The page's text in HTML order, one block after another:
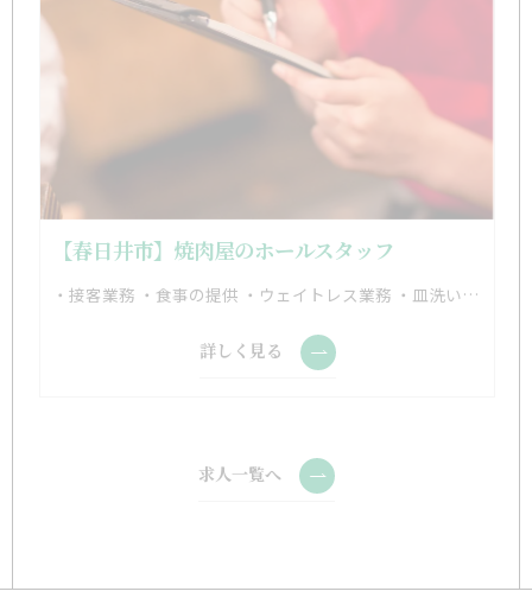
【春日井市】焼肉屋のホールスタッフ
・接客業務 ・食事の提供 ・ウェイトレス業務 ・皿洗い ・調理補助(経験1年以上の方対象) ※席数:58席 ※最大宴会収容人数:40名
詳しく見る
求人一覧へ